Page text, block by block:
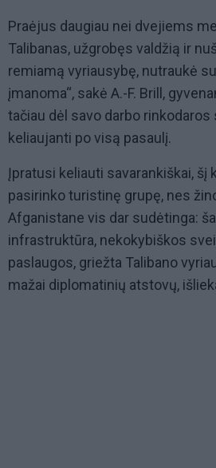
Praėjus daugiau nei dvejiems
Talibanas, užgrobęs valdžią ir
remiamą vyriausybę, nutraukė
įmanoma“, sakė A.-F. Brill,
tačiau dėl savo darbo
keliaujanti po visą pasaulį.
Įpratusi keliauti savarankiškai, šį
pasirinko turistinę grupę, nes
Afganistane vis dar sudėtinga:
infrastruktūra, nekokybiškos
paslaugos, griežta Talibano
mažai diplomatinių atstovų,